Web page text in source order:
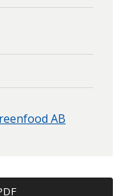
AB